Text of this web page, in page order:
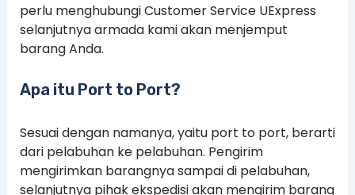
perlu menghubungi Customer Service UExpress
selanjutnya armada kami akan menjemput
barang Anda.
Apa itu Port to Port?
Sesuai dengan namanya, yaitu port to port, berarti
dari pelabuhan ke pelabuhan. Pengirim
mengirimkan barangnya sampai di pelabuhan,
selanjutnya pihak ekspedisi akan mengirim barang